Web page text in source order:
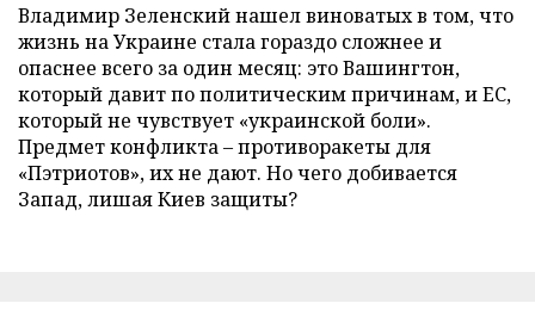
Владимир Зеленский нашел виноватых в том, что
жизнь на Украине стала гораздо сложнее и
опаснее всего за один месяц: это Вашингтон,
который давит по политическим причинам, и ЕС,
который не чувствует «украинской боли».
Предмет конфликта – противоракеты для
«Пэтриотов», их не дают. Но чего добивается
Запад, лишая Киев защиты?